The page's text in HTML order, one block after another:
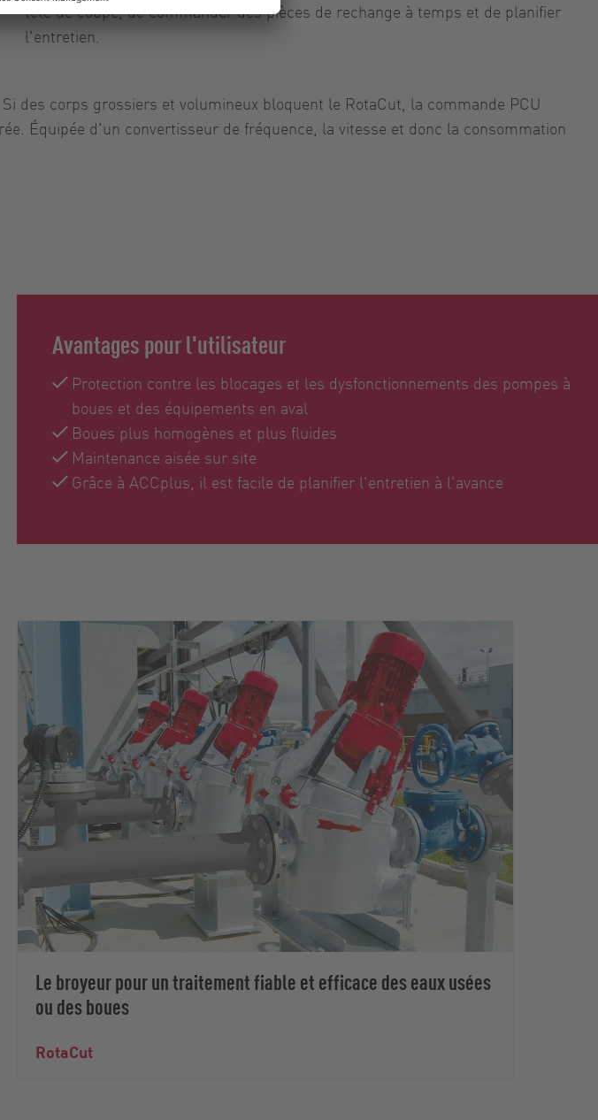
tête de coupe, de commander des pièces de rechange à temps et de planifier
l'entretien.
des corps grossiers et volumineux bloquent le RotaCut, la commande PCU
Équipée d'un convertisseur de fréquence, la vitesse et donc la consommation
Avantages pour l'utilisateur
Protection contre les blocages et les dysfonctionnements des pompes à
boues et des équipements en aval
Boues plus homogènes et plus fluides
Maintenance aisée sur site
Grâce à ACCplus, il est facile de planifier l'entretien à l'avance
Le broyeur pour un traitement fiable et efficace des eaux usées
ou des boues
RotaCut